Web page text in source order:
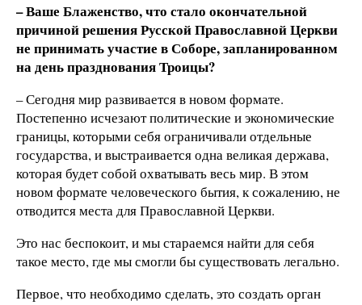
– Ваше Блаженство, что стало окончательной
причиной решения Русской Православной Церкви
не принимать участие в Соборе, запланированном
на день празднования Троицы?
– Сегодня мир развивается в новом формате.
Постепенно исчезают политические и экономические
границы, которыми себя ограничивали отдельные
государства, и выстраивается одна великая держава,
которая будет собой охватывать весь мир. В этом
новом формате человеческого бытия, к сожалению, не
отводится места для Православной Церкви.
Это нас беспокоит, и мы стараемся найти для себя
такое место, где мы смогли бы существовать легально.
Первое, что необходимо сделать, это создать орган